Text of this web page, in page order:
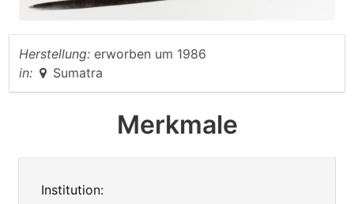
Herstellung: erworben um 1986
in:
Sumatra
Merkmale
Institution: